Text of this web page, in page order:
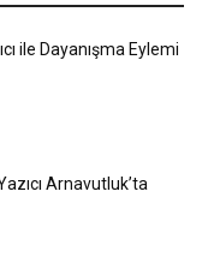
ile Dayanışma Eylemi
Arnavutluk’ta